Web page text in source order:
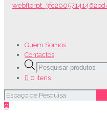
Quem Somos
Contactos
Products
search
0 itens
0